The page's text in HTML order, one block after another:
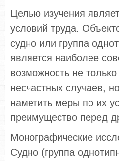
Целью изучения
условий труда.
судно или группа
является наиболее
возможность не
несчастных случаев,
наметить меры по их
преимущество перед
Монографические
Судно (группа